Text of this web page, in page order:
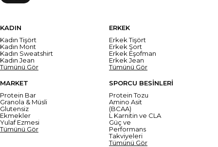
KADIN
Kadın Tişört
Kadın Mont
Kadın Sweatshirt
Kadın Jean
Tümünü Gör
ERKEK
Erkek Tişört
Erkek Şort
Erkek Eşofman
Erkek Jean
Tümünü Gör
MARKET
Protein Bar
Granola & Müsli
Glutensiz
Ekmekler
Yulaf Ezmesi
Tümünü Gör
SPORCU BESİNLERİ
Protein Tozu
Amino Asit
(BCAA)
L Karnitin ve CLA
Güç ve
Performans
Takviyeleri
Tümünü Gör